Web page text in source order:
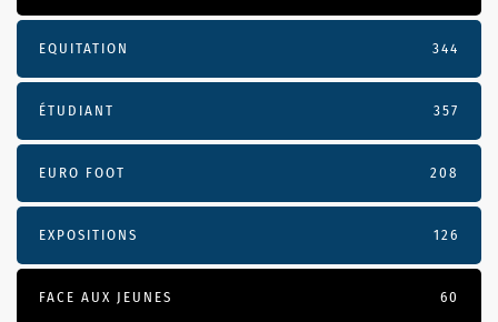
EQUITATION 344
ÉTUDIANT 357
EURO FOOT 208
EXPOSITIONS 126
FACE AUX JEUNES 60